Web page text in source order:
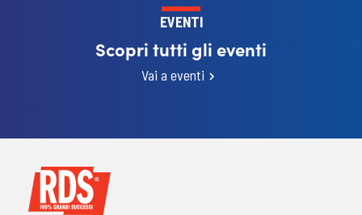
EVENTI
Scopri tutti gli eventi
Vai a eventi